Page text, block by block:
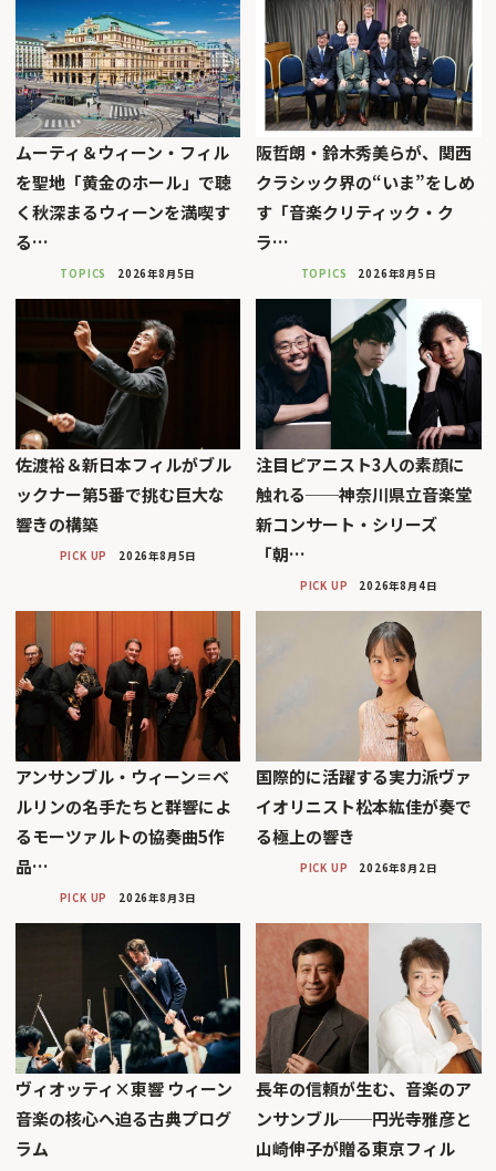
ムーティ＆ウィーン・フィル
を聖地「黄金のホール」で聴
く秋深まるウィーンを満喫す
る…
TOPICS 2026年8月5日
阪哲朗・鈴木秀美らが、関西
クラシック界の“いま”をしめ
す「音楽クリティック・ク
ラ…
TOPICS 2026年8月5日
佐渡裕＆新日本フィルがブル
ックナー第5番で挑む巨大な
響きの構築
PICK UP 2026年8月5日
注目ピアニスト3人の素顔に
触れる──神奈川県立音楽堂
新コンサート・シリーズ
「朝…
PICK UP 2026年8月4日
アンサンブル・ウィーン＝ベ
ルリンの名手たちと群響によ
るモーツァルトの協奏曲5作
品…
PICK UP 2026年8月3日
国際的に活躍する実力派ヴァ
イオリニスト松本紘佳が奏で
る極上の響き
PICK UP 2026年8月2日
ヴィオッティ×東響 ウィーン
音楽の核心へ迫る古典プログ
ラム
長年の信頼が生む、音楽のア
ンサンブル──円光寺雅彦と
山崎伸子が贈る東京フィル